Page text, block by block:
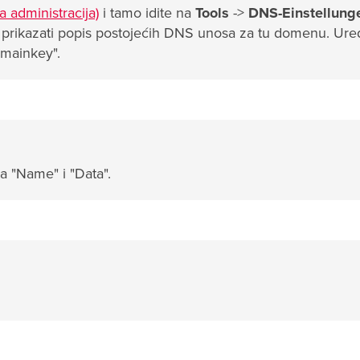
administracija) i tamo idite na Tools -> DNS-
popis postojećih DNS unosa za tu domenu.
"Name" i "Data".